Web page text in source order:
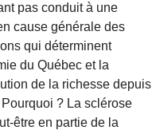
pas conduit à une
cause générale des
qui déterminent
du Québec et la
de la richesse depuis
? La sclérose
être en partie de la